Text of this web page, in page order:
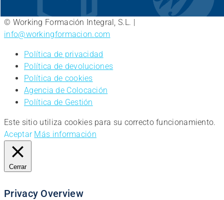
© Working Formación Integral, S.L. |
info@workingformacion.com
Política de privacidad
Política de devoluciones
Política de cookies
Agencia de Colocación
Política de Gestión
Este sitio utiliza cookies para su correcto funcionamiento.
Aceptar Más información
Cerrar
Privacy Overview